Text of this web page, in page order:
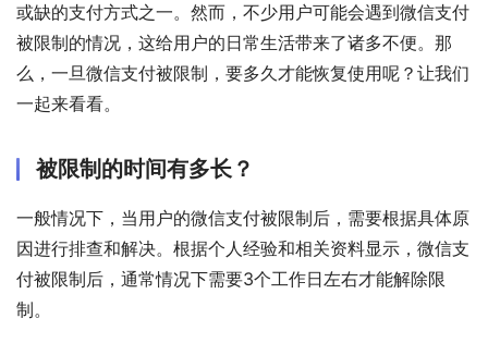
或缺的支付方式之一。然而，不少用户可能会遇到微信支付
被限制的情况，这给用户的日常生活带来了诸多不便。那
么，一旦微信支付被限制，要多久才能恢复使用呢？让我们
一起来看看。
被限制的时间有多长？
一般情况下，当用户的微信支付被限制后，需要根据具体原
因进行排查和解决。根据个人经验和相关资料显示，微信支
付被限制后，通常情况下需要3个工作日左右才能解除限
制。